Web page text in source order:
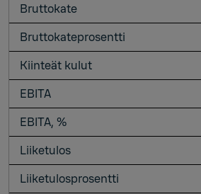
Bruttokate
Bruttokateprosentti
Kiinteät kulut
EBITA
EBITA, %
Liiketulos
Liiketulosprosentti